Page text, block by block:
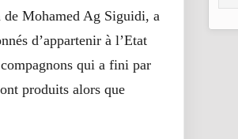
Mohamed Ag Siguidi, a
d’appartenir à l’Etat
qui a fini par
produits alors que